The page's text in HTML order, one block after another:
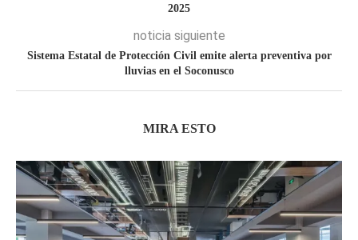
2025
noticia siguiente
Sistema Estatal de Protección Civil emite alerta preventiva por
lluvias en el Soconusco
MIRA ESTO